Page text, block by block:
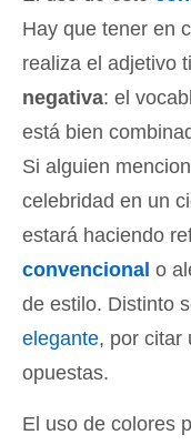
Hay que tener en
realiza el adjetivo
negativa: el
está bien
Si alguien
celebridad en un
estará haciendo
convencional o
de estilo. Distinto
elegante, por citar
opuestas.
El uso de colores